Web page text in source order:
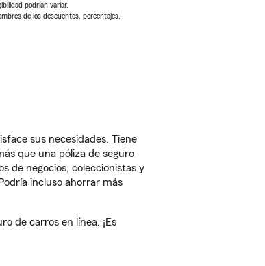
podrían variar.
de los descuentos, porcentajes,
sus necesidades. Tiene
que una póliza de seguro
de negocios, coleccionistas y
incluso ahorrar más
de carros en línea. ¡Es